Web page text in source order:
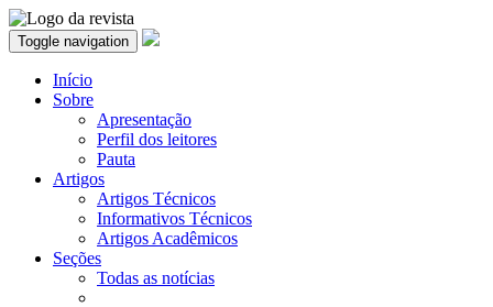
Toggle navigation
Início
Sobre
Apresentação
Perfil dos leitores
Pauta
Artigos
Artigos Técnicos
Informativos Técnicos
Artigos Acadêmicos
Seções
Todas as notícias